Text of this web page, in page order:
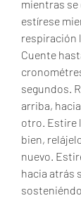
mientras
estírese
respiración
Cuente
segundos.
arriba,
otro. Estire
bien,
nuevo.
hacia atrás